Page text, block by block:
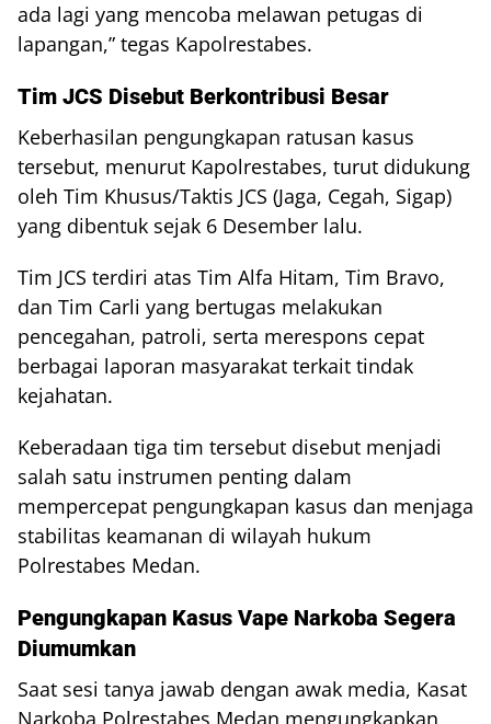
ada lagi yang mencoba melawan petugas di
lapangan,” tegas Kapolrestabes.
Tim JCS Disebut Berkontribusi Besar
Keberhasilan pengungkapan ratusan kasus
tersebut, menurut Kapolrestabes, turut didukung
oleh Tim Khusus/Taktis JCS (Jaga, Cegah, Sigap)
yang dibentuk sejak 6 Desember lalu.
Tim JCS terdiri atas Tim Alfa Hitam, Tim Bravo,
dan Tim Carli yang bertugas melakukan
pencegahan, patroli, serta merespons cepat
berbagai laporan masyarakat terkait tindak
kejahatan.
Keberadaan tiga tim tersebut disebut menjadi
salah satu instrumen penting dalam
mempercepat pengungkapan kasus dan menjaga
stabilitas keamanan di wilayah hukum
Polrestabes Medan.
Pengungkapan Kasus Vape Narkoba Segera
Diumumkan
Saat sesi tanya jawab dengan awak media, Kasat